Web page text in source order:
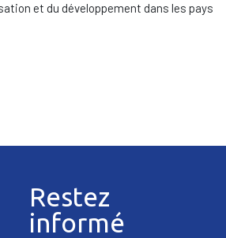
et du développement dans les pays
Restez
informé